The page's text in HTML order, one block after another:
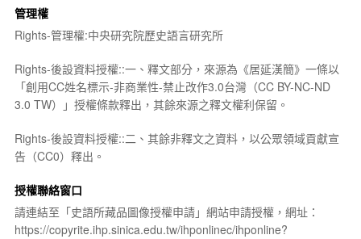
管理權
Rights-管理權:中央研究院歷史語言研究所
Rights-後設資料授權::一、釋文部分，來源為《居延漢簡》一條以
「創用CC姓名標示-非商業性-禁止改作3.0台灣（CC BY-NC-ND
3.0 TW）」授權條款釋出，其餘來源之釋文權利保留。
Rights-後設資料授權::二、其餘非釋文之資料，以公眾領域貢獻宣
告（CC0）釋出。
授權聯絡窗口
請連結至「史語所藏品圖像授權申請」網站申請授權，網址：
https://copyrite.ihp.sinica.edu.tw/ihponlinec/ihponline?